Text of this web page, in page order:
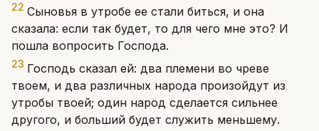
22 Сыновья в утробе ее стали биться, и она
сказала: если так будет, то для чего мне это? И
пошла вопросить Господа.
23 Господь сказал ей: два племени во чреве
твоем, и два различных народа произойдут из
утробы твоей; один народ сделается сильнее
другого, и больший будет служить меньшему.